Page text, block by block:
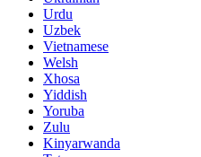
Urdu
Uzbek
Vietnamese
Welsh
Xhosa
Yiddish
Yoruba
Zulu
Kinyarwanda